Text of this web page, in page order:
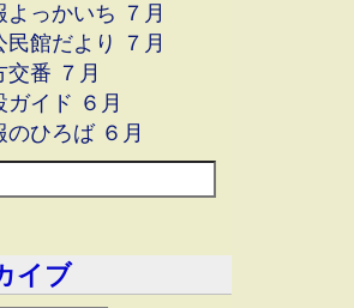
よっかいち ７月
民館だより ７月
交番 ７月
ガイド ６月
のひろば ６月
イブ